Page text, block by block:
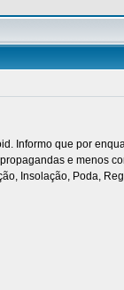
Informo que por
e menos
Insolação, Poda,